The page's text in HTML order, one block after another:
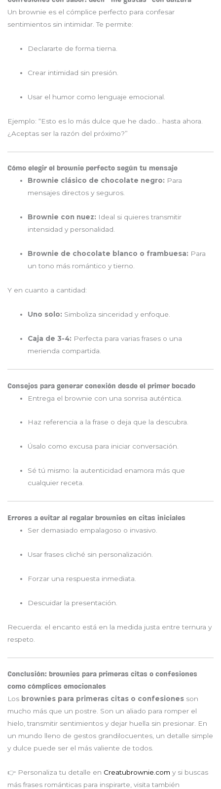
Un brownie es el cómplice perfecto para confesar
sentimientos sin intimidar. Te permite:
Declararte de forma tierna.
Crear intimidad sin presión.
Usar el humor como lenguaje emocional.
Ejemplo: “Esto es lo más dulce que he dado… hasta ahora.
¿Aceptas ser la razón del próximo?”
Cómo elegir el brownie perfecto según tu mensaje
Brownie clásico de chocolate negro: Para
mensajes directos y seguros.
Brownie con nuez: Ideal si quieres transmitir
intensidad y personalidad.
Brownie de chocolate blanco o frambuesa: Para
un tono más romántico y tierno.
Y en cuanto a cantidad:
Uno solo: Simboliza sinceridad y enfoque.
Caja de 3-4: Perfecta para varias frases o una
merienda compartida.
Consejos para generar conexión desde el primer bocado
Entrega el brownie con una sonrisa auténtica.
Haz referencia a la frase o deja que la descubra.
Úsalo como excusa para iniciar conversación.
Sé tú mismo: la autenticidad enamora más que
cualquier receta.
Errores a evitar al regalar brownies en citas iniciales
Ser demasiado empalagoso o invasivo.
Usar frases cliché sin personalización.
Forzar una respuesta inmediata.
Descuidar la presentación.
Recuerda: el encanto está en la medida justa entre ternura y
respeto.
Conclusión: brownies para primeras citas o confesiones
como cómplices emocionales
Los brownies para primeras citas o confesiones son
mucho más que un postre. Son un aliado para romper el
hielo, transmitir sentimientos y dejar huella sin presionar. En
un mundo lleno de gestos grandilocuentes, un detalle simple
y dulce puede ser el más valiente de todos.
👉 Personaliza tu detalle en Creatubrownie.com y si buscas
más frases románticas para inspirarte, visita también